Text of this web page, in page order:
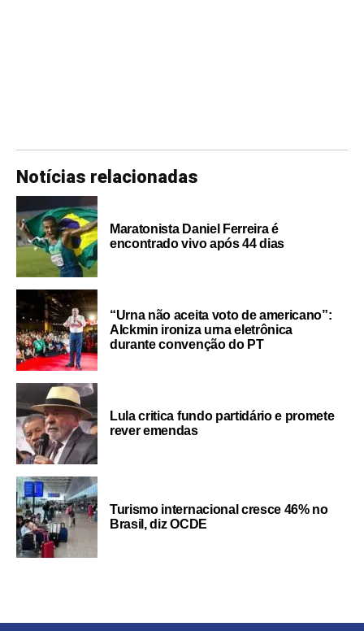
Notícias relacionadas
Maratonista Daniel Ferreira é
encontrado vivo após 44 dias
“Urna não aceita voto de americano”:
Alckmin ironiza urna eletrônica
durante convenção do PT
Lula critica fundo partidário e promete
rever emendas
Turismo internacional cresce 46% no
Brasil, diz OCDE